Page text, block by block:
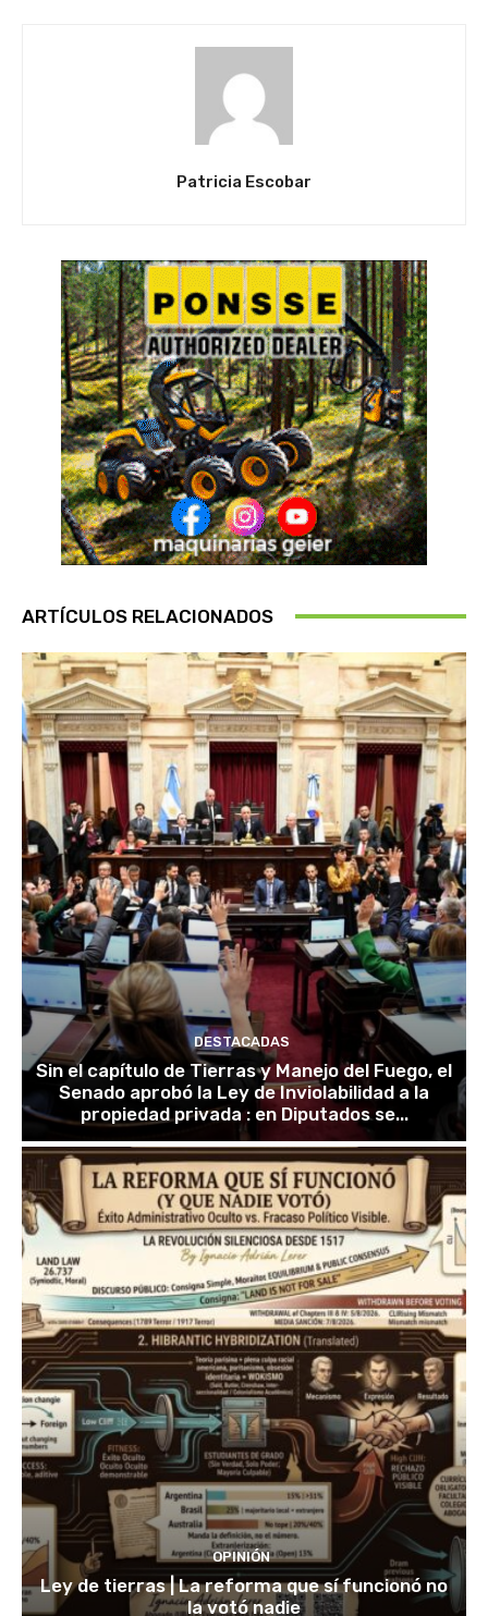
Patricia Escobar
ARTÍCULOS RELACIONADOS
DESTACADAS
Sin el capítulo de Tierras y Manejo del Fuego, el
Senado aprobó la Ley de Inviolabilidad a la
propiedad privada : en Diputados se...
OPINIÓN
Ley de tierras | La reforma que sí funcionó no
la votó nadie